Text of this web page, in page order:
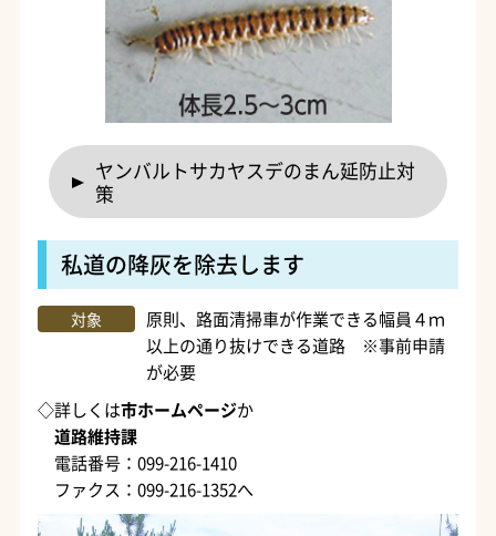
ヤンバルトサカヤスデのまん延防止対
策
私道の降灰を除去します
対象
原則、路面清掃車が作業できる幅員４ｍ
以上の通り抜けできる道路 ※事前申請
が必要
◇詳しくは市ホームページか
道路維持課
電話番号：099-216-1410
ファクス：099-216-1352へ